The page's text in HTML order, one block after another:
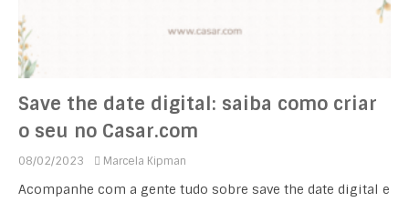
Save the date digital: saiba como criar
o seu no Casar.com
08/02/2023 Marcela Kipman
Acompanhe com a gente tudo sobre save the date digital e